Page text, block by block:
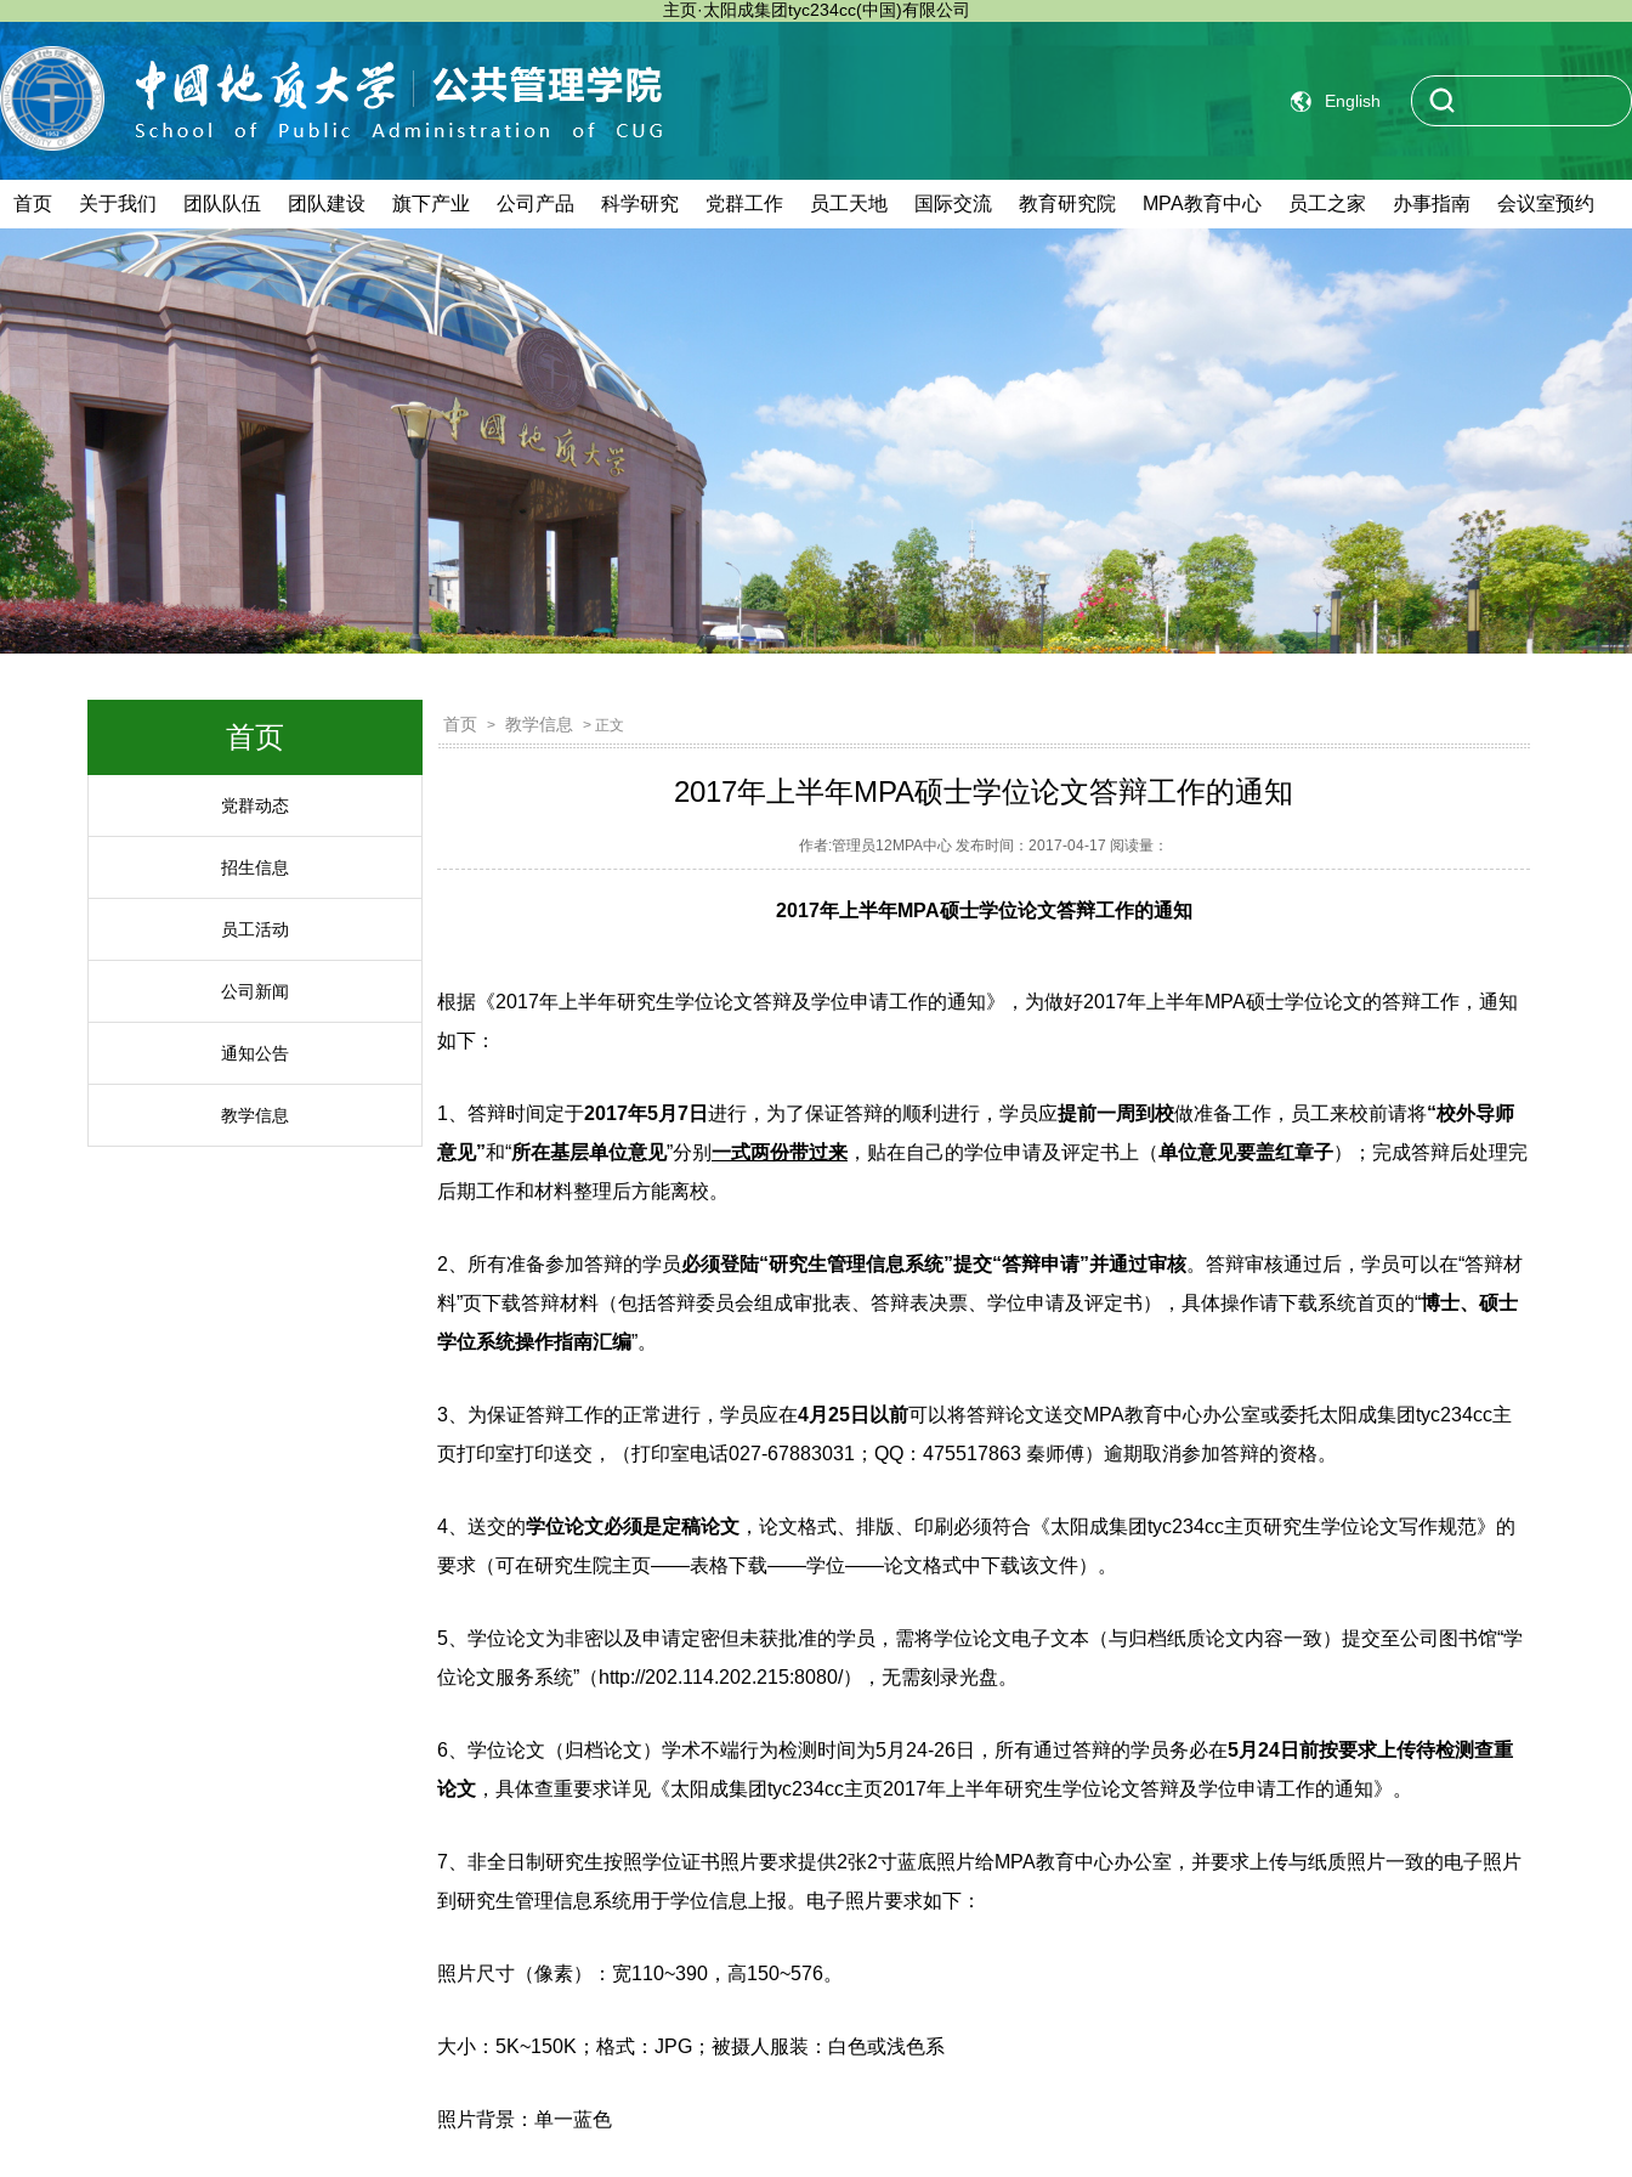
主页·太阳成集团tyc234cc(中国)有限公司
English
首页 关于我们 团队队伍 团队建设 旗下产业 公司产品 科学研究 党群工作 员工天地 国际交流 教育研究院 MPA教育中心 员工之家 办事指南 会议室预约
首页
党群动态
招生信息
员工活动
公司新闻
通知公告
教学信息
首页 > 教学信息 > 正文
2017年上半年MPA硕士学位论文答辩工作的通知
作者:管理员12MPA中心 发布时间：2017-04-17 阅读量：
2017年上半年MPA硕士学位论文答辩工作的通知
根据《2017年上半年研究生学位论文答辩及学位申请工作的通知》，为做好2017年上半年MPA硕士学位论文的答辩工作，通知
如下：
1、 答辩时间定于2017年5月7日 进行，为了保证答辩的顺利进行，学员应提前一周到校做准备工作，员工来校前请将“校外导师
意见”和“所在基层单位意见”分别 一式两份带过来 ，贴在自己的学位申请及评定书上（单位意见要盖红章子） ； 完成答辩后处理完
后期工作和材料整理后方能离校。
2、 所有准备参加答辩的学员必须登陆“研究生管理信息系统”提交“答辩申请”并通过审核。答辩审核通过后，学员可以在“答辩材
料”页下载答辩材料（包括答辩委员会组成审批表、答辩表决票、学位申请及评定书），具体操作请下载系统首页的“博士、硕士
学位系统操作指南汇编”。
3、 为保证答辩工作的正常进行，学员应在4月25日以前可以将答辩论文送交MPA教育中心办公室或委托太阳成集团tyc234cc主
页打印室打印送交，（打印室电话027-67883031；QQ：475517863 秦师傅）逾期取消参加答辩的资格。
4、送交的学位论文必须是定稿论文 ，论文格式、排版、印刷必须符合《太阳成集团tyc234cc主页研究生学位论文写作规范》的
要求（可在研究生院主页——表格下载——学位——论文格式中下载该文件）。
5、学位论文为非密以及申请定密但未获批准的学员，需将学位论文电子文本（与归档纸质论文内容一致）提交至公司图书馆“学
位论文服务系统”（http://202.114.202.215:8080/），无需刻录光盘。
6、学位论文（归档论文）学术不端行为检测时间为5月24-26日，所有通过答辩的学员务必在5月24日前按要求上传待检测查重
论文 ，具体查重要求详见《太阳成集团tyc234cc主页2017年上半年研究生学位论文答辩及学位申请工作的通知》。
7、非全日制研究生按照学位证书照片要求提供2张2寸蓝底照片给MPA教育中心办公室，并要求上传与纸质照片一致的电子照片
到研究生管理信息系统用于学位信息上报。电子照片要求如下：
照片尺寸（像素）：宽110~390，高150~576。
大小： 5K~150K；格式：JPG；被摄人服装：白色或浅色系
照片背景：单一蓝色